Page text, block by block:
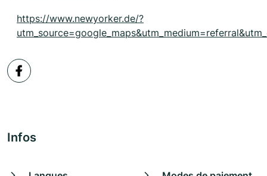
https://www.newyorker.de/?
Infos